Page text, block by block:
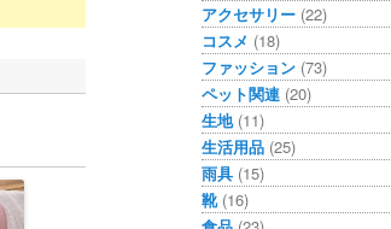
アクセサリー (22)
コスメ (18)
ファッション (73)
ペット関連 (20)
生地(11)
生活用品 (25)
雨具 (15)
靴(16)